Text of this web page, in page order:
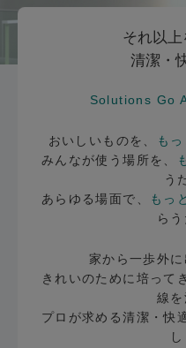
それ以上
清潔・
Solutions Go
おいしいものを、 も
みんなが使う場所を、
う
あらゆる場面で、
もっ
らう
家から一歩外に
きれいのために培って
線を
プロが求める清潔・快